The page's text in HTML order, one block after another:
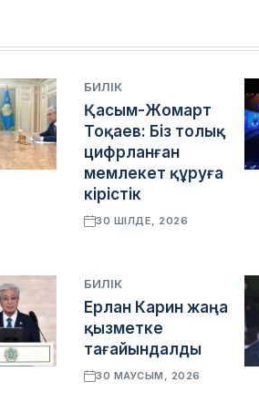
БИЛІК
Қасым-Жомарт
Тоқаев: Біз толық
цифрланған
мемлекет құруға
кірістік
30 ШІЛДЕ, 2026
БИЛІК
Ерлан Карин жаңа
қызметке
тағайындалды
30 МАУСЫМ, 2026